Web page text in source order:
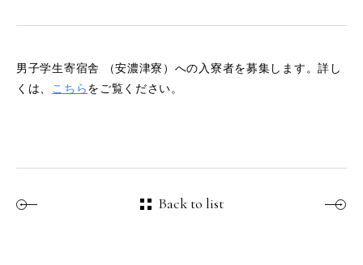
男子学生寄宿舎 （安濃津寮）への入寮者を募集します。詳し
くは、
こちらをご覧ください。
Back to list